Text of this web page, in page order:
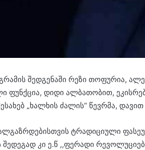
შედგენაში რეზი თოფურია,
დიდი ალბათობით,
„ხალხის ძალის“ წევრმა,
ტრადიციული
კი ე.წ ,,ფერადი